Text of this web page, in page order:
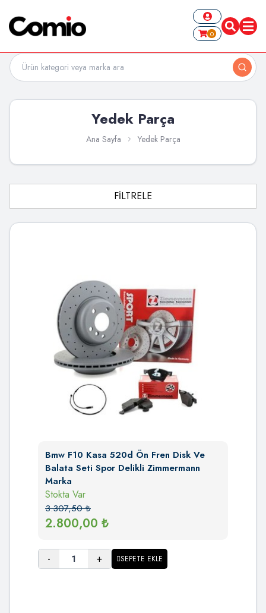
0
Yedek Parça
Ana Sayfa Yedek Parça
FİLTRELE
Bmw F10 Kasa 520d Ön Fren Disk Ve
Balata Seti Spor Delikli Zimmermann
Marka
Stokta Var
3.307,50₺
2.800,00 ₺
- + SEPETE EKLE